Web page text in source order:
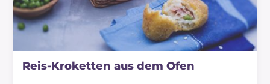
Reis-Kroketten aus dem Ofen